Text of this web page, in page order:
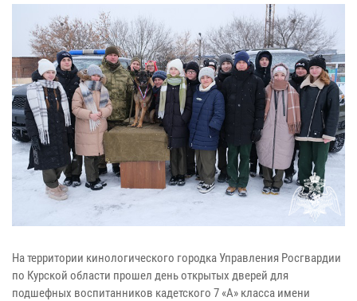
На территории кинологического городка Управления Росгвардии
по Курской области прошел день открытых дверей для
подшефных воспитанников кадетского 7 «А» класса имени